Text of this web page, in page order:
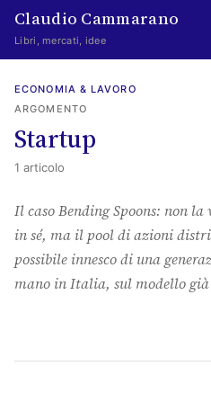
Claudio Cammarano
Libri, mercati, idee
Home
Curated
Learning log
Irene Media
Episteme Advisory
ECONOMIA & LAVORO
ARGOMENTO
Startup
1 articolo
Il caso Bending Spoons: non
in sé, ma il pool di azioni
possibile innesco di una
mano in Italia, sul modello